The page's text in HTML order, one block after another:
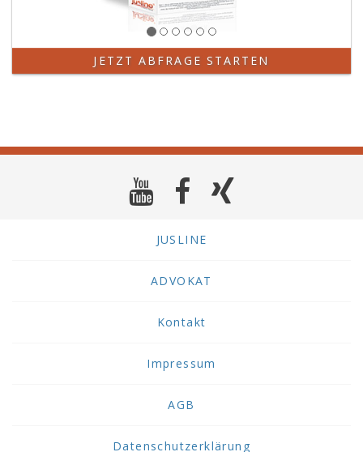
JETZT ABFRAGE STARTEN
JUSLINE
ADVOKAT
Kontakt
Impressum
AGB
Datenschutzerklärung